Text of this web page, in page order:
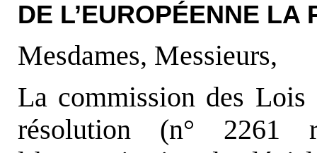
DE L’EUROPÉENNE LA
Mesdames, Messieurs,
La commission des
résolution (n° 2261